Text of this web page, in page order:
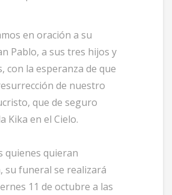
en oración a su
Pablo, a sus tres hijos y
con la esperanza de que
de nuestro
que de seguro
Kika en el Cielo.
quienes quieran
su funeral se realizará
11 de octubre a las